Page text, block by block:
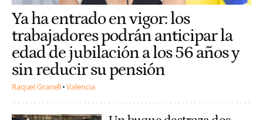
Ya ha entrado en vigor: los
trabajadores podrán anticipar la
edad de jubilación a los 56 años y
sin reducir su pensión
Raquel Granell Valencia